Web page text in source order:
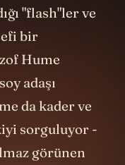
mirası,
kökten
analiz
derin
var. Dizi,